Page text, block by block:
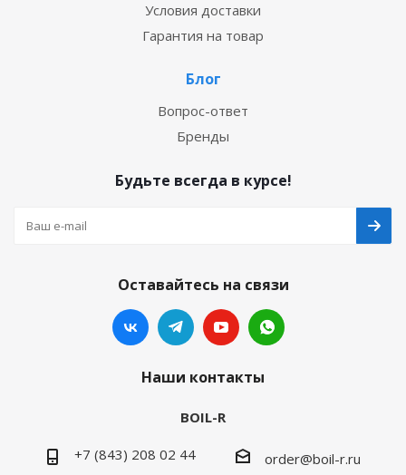
Условия доставки
Гарантия на товар
Блог
Вопрос-ответ
Бренды
Будьте всегда в курсе!
Оставайтесь на связи
Наши контакты
BOIL-R
+7 (843) 208 02 44 order@boil-r.ru